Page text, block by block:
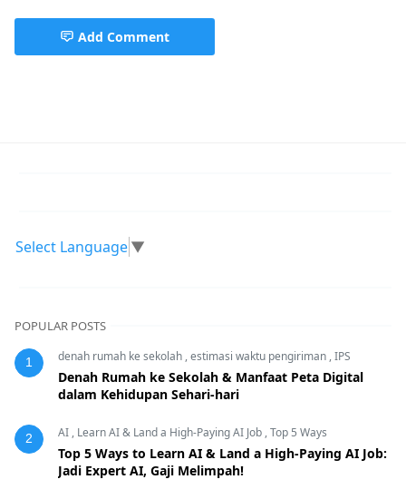
Add Comment
Select Language▼
POPULAR POSTS
1 denah rumah ke sekolah ,estimasi waktu pengiriman ,IPS
Denah Rumah ke Sekolah & Manfaat Peta Digital
dalam Kehidupan Sehari-hari
2 AI , Learn AI & Land a High-Paying AI Job ,Top 5 Ways
Top 5 Ways to Learn AI & Land a High-Paying AI Job:
Jadi Expert AI, Gaji Melimpah!